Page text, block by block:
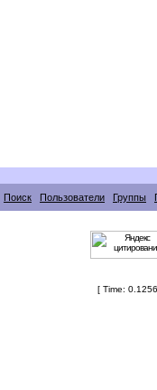
Поиск Пользователи Группы
[ Time: